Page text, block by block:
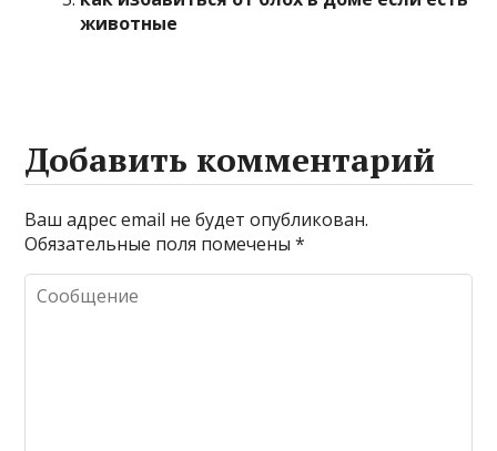
животные
Добавить комментарий
Ваш адрес email не будет опубликован.
Обязательные поля помечены*